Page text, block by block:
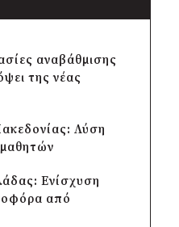
αναβάθμισης
της νέας
Λύση
Ενίσχυση
από